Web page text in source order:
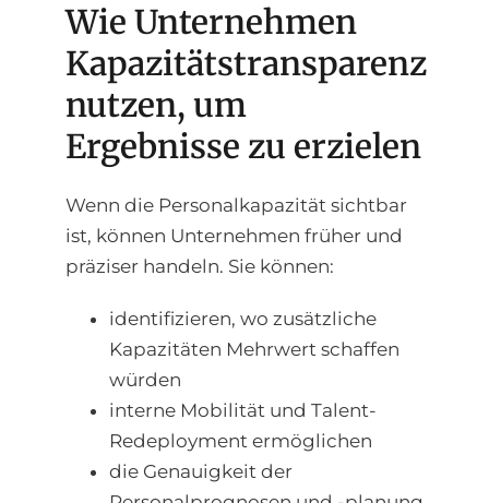
Wie Unternehmen
Kapazitätstransparenz
nutzen, um
Ergebnisse zu erzielen
Wenn die Personalkapazität sichtbar
ist, können Unternehmen früher und
präziser handeln. Sie können:
identifizieren, wo zusätzliche
Kapazitäten Mehrwert schaffen
würden
interne Mobilität und Talent-
Redeployment ermöglichen
die Genauigkeit der